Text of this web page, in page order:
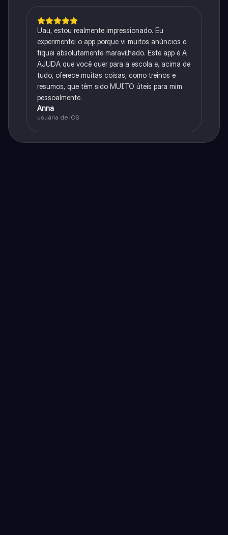
Uau, estou realmente impressionado. Eu
experimentei o app porque vi muitos anúncios e
fiquei absolutamente maravilhado. Este app é A
AJUDA que você quer para a escola e, acima de
tudo, oferece muitas coisas, como treinos e
resumos, que têm sido MUITO úteis para mim
pessoalmente.
Anna
usuária de iOS